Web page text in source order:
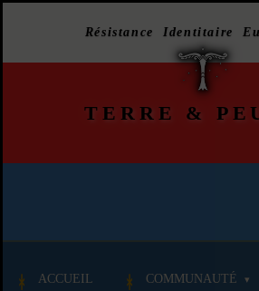
Résistance Identitaire
TERRE &
ACCUEIL COMMUNAUTÉ